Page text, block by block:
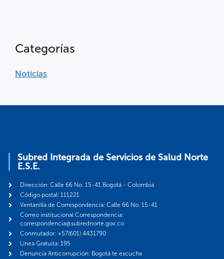
Categorías
Noticias
Subred Integrada de Servicios de Salud Norte
E.S.E.
Dirección: Calle 66 No. 15-41 Bogotá - Colombia
Código postal: 111221
Ventanilla de Correspondencia: Calle 66 No. 15-41
Correo institucional Correspondencia:
correspondencia@subrednorte.gov.co
Conmutador: +57(601) 4431790
Línea Gratuita: 195
Denuncia Anticorrupción: Bogotá te escucha